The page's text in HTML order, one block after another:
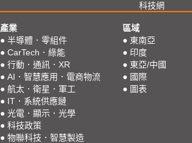
科技網
產業
● 半導體．零組件
● CarTech．綠能
● 行動．通訊．XR
● AI．智慧應用．電商物流
● 航太．衛星．軍工
● IT．系統供應鏈
● 光電．顯示．光學
● 科技政策
● 物聯科技．智慧製造
區域
● 東南亞
● 印度
● 東亞/中國
● 國際
● 圖表